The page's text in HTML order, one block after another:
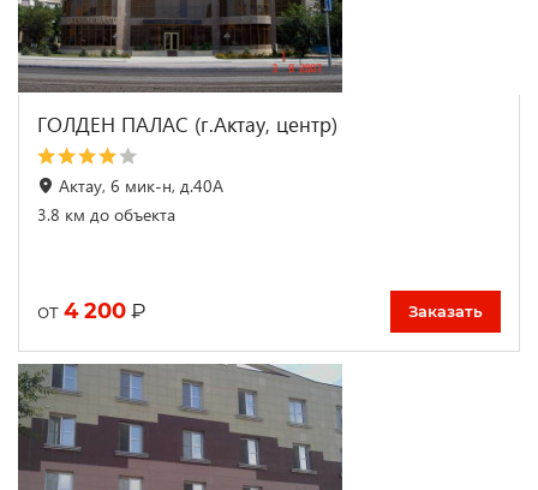
ГОЛДЕН ПАЛАС (г.Актау, центр)
Актау, 6 мик-н, д.40А
3.8 км до объекта
от 4 200 ₽ Заказать